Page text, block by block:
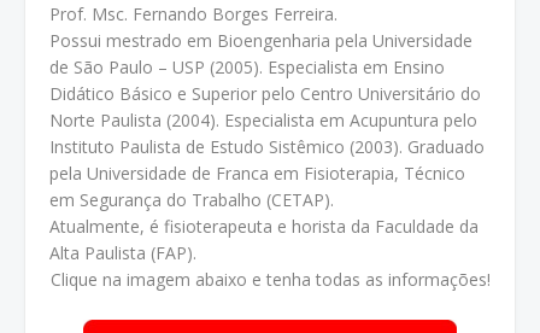
Prof. Msc. Fernando Borges Ferreira.
Possui mestrado em Bioengenharia pela Universidade
de São Paulo – USP (2005). Especialista em Ensino
Didático Básico e Superior pelo Centro Universitário do
Norte Paulista (2004). Especialista em Acupuntura pelo
Instituto Paulista de Estudo Sistêmico (2003). Graduado
pela Universidade de Franca em Fisioterapia, Técnico
em Segurança do Trabalho (CETAP).
Atualmente, é fisioterapeuta e horista da Faculdade da
Alta Paulista (FAP).
Clique na imagem abaixo e tenha todas as informações!